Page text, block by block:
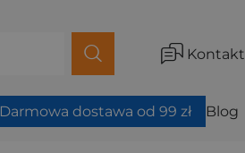
Kontakt
Darmowa dostawa od 99 zł Blog